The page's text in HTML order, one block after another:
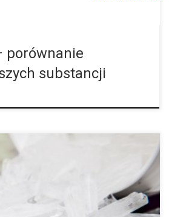
porównanie
substancji
przez metamfetaminę może
W aktualnych badaniach
i symptomy Parkinsona u byłych